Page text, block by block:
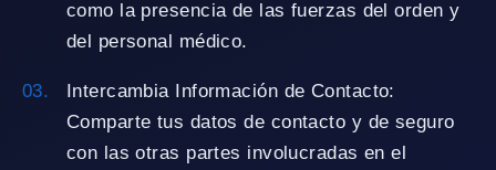
como la presencia de las fuerzas del orden y
del personal médico.
Intercambia Información de Contacto:
Comparte tus datos de contacto y de seguro
con las otras partes involucradas en el